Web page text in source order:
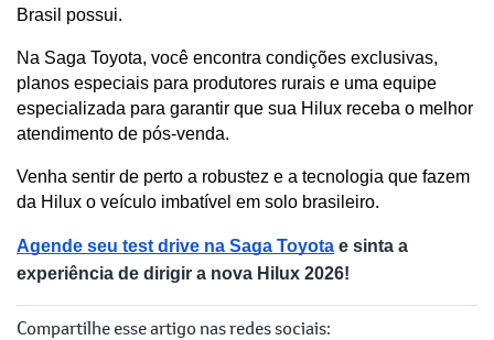
Brasil possui.
Na Saga Toyota, você encontra condições exclusivas,
planos especiais para produtores rurais e uma equipe
especializada para garantir que sua Hilux receba o melhor
atendimento de pós-venda.
Venha sentir de perto a robustez e a tecnologia que fazem
da Hilux o veículo imbatível em solo brasileiro.
Agende seu test drive na Saga Toyota e sinta a
experiência de dirigir a nova Hilux 2026!
Compartilhe esse artigo nas redes sociais: